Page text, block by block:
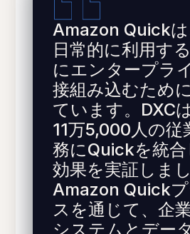
Amazon Quick
日常的に利用す
にエンタープラ
接組み込むため
ています。DXC
11万5,000人の従
務にQuickを統
効果を実証しま
Amazon Quick
スを通じて、企
システムとデー